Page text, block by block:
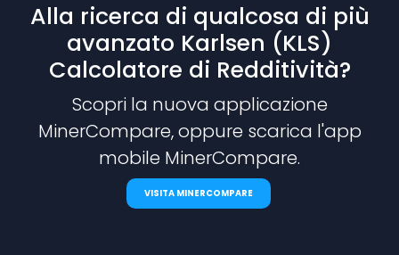
Alla ricerca di qualcosa di più
avanzato Karlsen (KLS)
Calcolatore di Redditività?
Scopri la nuova applicazione
MinerCompare, oppure scarica l'app
mobile MinerCompare.
VISITA MINERCOMPARE